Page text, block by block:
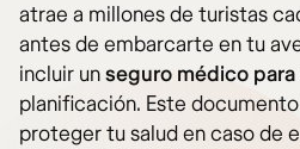
atrae a millones de turistas
antes de embarcarte en tu
incluir unseguro médico para
planificación. Este
proteger tu salud en caso de